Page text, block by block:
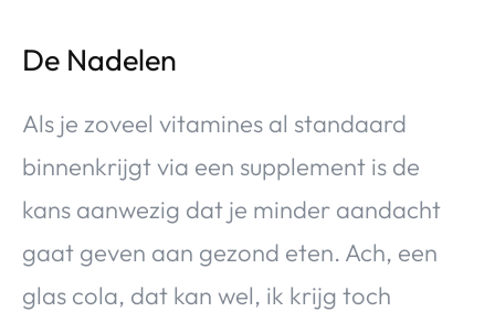
De Nadelen
Als je zoveel vitamines al standaard
binnenkrijgt via een supplement is de
kans aanwezig dat je minder aandacht
gaat geven aan gezond eten. Ach, een
glas cola, dat kan wel, ik krijg toch